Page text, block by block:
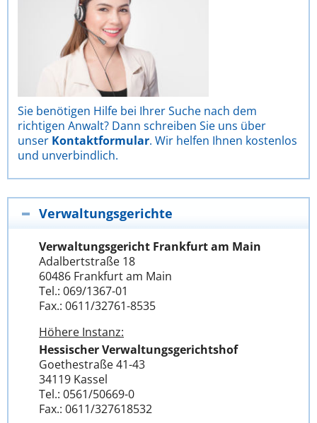
Sie benötigen Hilfe bei Ihrer Suche nach dem
richtigen Anwalt? Dann schreiben Sie uns über
unser Kontaktformular. Wir helfen Ihnen kostenlos
und unverbindlich.
Verwaltungsgerichte
Verwaltungsgericht Frankfurt am Main
Adalbertstraße 18
60486 Frankfurt am Main
Tel.: 069/1367-01
Fax.: 0611/32761-8535
Höhere Instanz:
Hessischer Verwaltungsgerichtshof
Goethestraße 41-43
34119 Kassel
Tel.: 0561/50669-0
Fax.: 0611/327618532